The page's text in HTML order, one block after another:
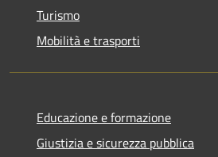
Turismo
Mobilità e trasporti
Educazione e formazione
Giustizia e sicurezza pubblica